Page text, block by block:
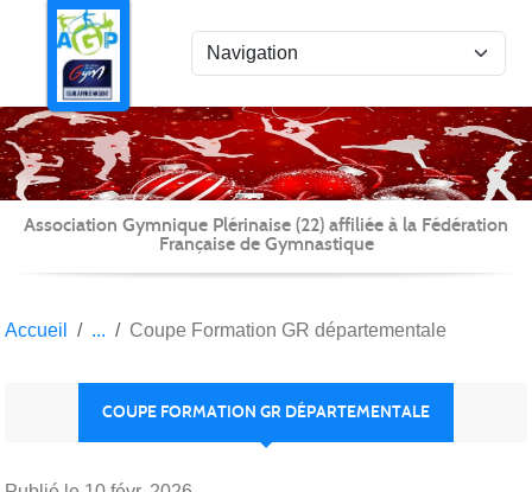
Association Gymnique Plérinaise (22) affiliée à la Fédération
Française de Gymnastique
Accueil Coupe Formation GR départementale
COUPE FORMATION GR DÉPARTEMENTALE
Panneau de gestion des cookies